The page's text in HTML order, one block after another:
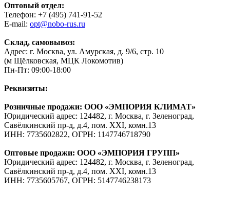
Оптовый отдел:
Телефон: +7 (495) 741-91-52
E-mail: opt@nobo-rus.ru
Склад, самовывоз:
Адрес: г. Москва, ул. Амурская, д. 9/6, стр. 10
(м Щёлковская, МЦК Локомотив)
Пн-Пт: 09:00-18:00
Реквизиты:
Розничные продажи: ООО «ЭМПОРИЯ КЛИМАТ»
Юридический адрес: 124482, г. Москва, г. Зеленоград,
Савёлкинский пр-д, д.4, пом. XXI, комн.13
ИНН: 7735602822, ОГРН: 1147746718790
Оптовые продажи: ООО «ЭМПОРИЯ ГРУПП»
Юридический адрес: 124482, г. Москва, г. Зеленоград,
Савёлкинский пр-д, д.4, пом. XXI, комн.13
ИНН: 7735605767, ОГРН: 5147746238173